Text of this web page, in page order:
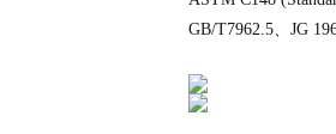
GB/T7962.5、JG